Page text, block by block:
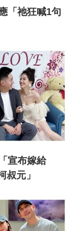
「祂狂喊1句
宣布嫁給
元」